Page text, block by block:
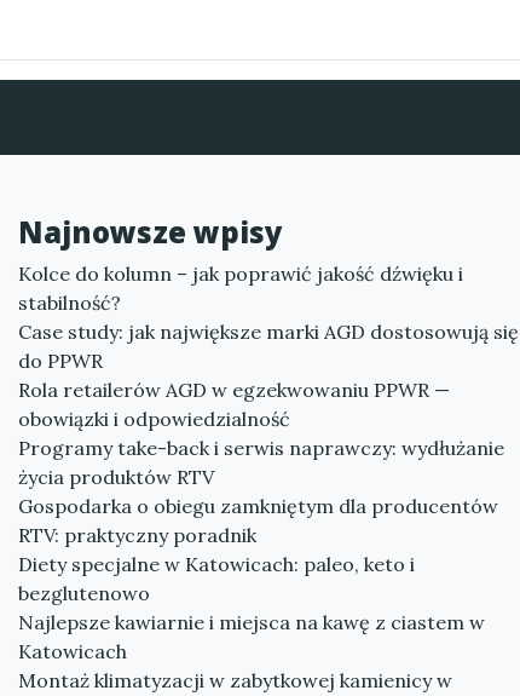
Najnowsze wpisy
Kolce do kolumn – jak poprawić jakość dźwięku i
stabilność?
Case study: jak największe marki AGD dostosowują się
do PPWR
Rola retailerów AGD w egzekwowaniu PPWR —
obowiązki i odpowiedzialność
Programy take-back i serwis naprawczy: wydłużanie
życia produktów RTV
Gospodarka o obiegu zamkniętym dla producentów
RTV: praktyczny poradnik
Diety specjalne w Katowicach: paleo, keto i
bezglutenowo
Najlepsze kawiarnie i miejsca na kawę z ciastem w
Katowicach
Montaż klimatyzacji w zabytkowej kamienicy w